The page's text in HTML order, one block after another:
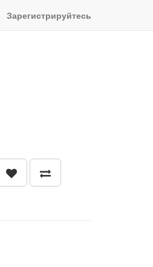
Зарегистрируйтесь